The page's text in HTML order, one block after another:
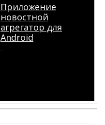
Приложение
новостной
агрегатор для
Android
.